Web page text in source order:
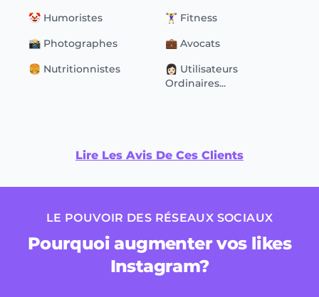
🤡 Humoristes
🏋️‍♀️ Fitness
📸 Photographes
💼 Avocats
🍔 Nutritionnistes
👩🏻 Utilisateurs
Ordinaires...
Lire Les Avis De Ces Clients
LE POUVOIR DES RÉSEAUX SOCIAUX
Pourquoi augmenter vos likes
Instagram?